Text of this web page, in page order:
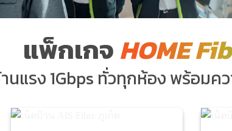
แพ็กเกจHOME
นแรง 1Gbps ทั่วทุกห้อง พร้อม